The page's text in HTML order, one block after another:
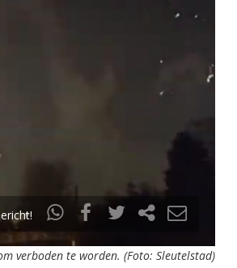
verboden te worden. (Foto: Sleutelstad)